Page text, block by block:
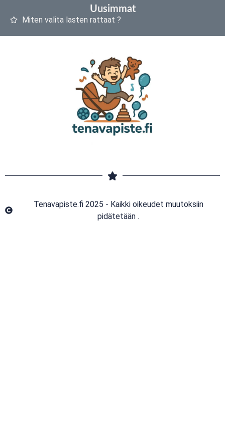
Uusimmat
Miten valita lasten rattaat ?
Tenavapiste.fi 2025 - Kaikki oikeudet muutoksiin
pidätetään .